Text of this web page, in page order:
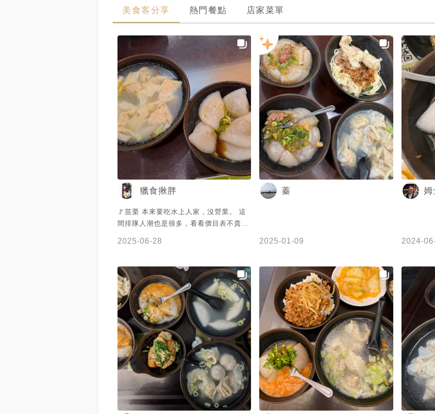
美食客分享 熱門餐點 店家菜單
獵食揪胖
🚩苗栗 本來要吃水上人家，沒營業。 這
間排隊人潮也是很多，看看價目表不貴。
實。 •水晶餃 ɴᴛ.50 有5顆，做乾的。 底
部像乾麵的醬汁，不鹹膩很香。 水晶餃外
皮微後Q彈有嚼勁，內餡肉塊一樣扎實。
整體來說，真的非常好吃。 當下午點心吃
墊胃剛好。 🛵2025.06.01
2025-06-28
蓁
2025-01-09
姆
2024-